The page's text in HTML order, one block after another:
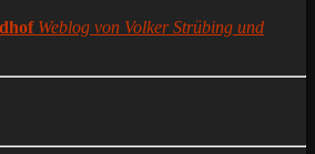
Weblog von Volker Strübing und